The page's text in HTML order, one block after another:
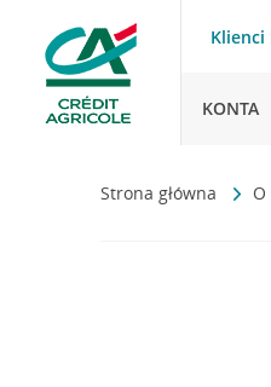
KONTA
Strona główna